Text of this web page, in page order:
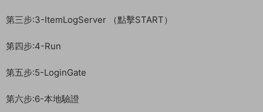
第七步:7-GGService
第八步:8-M2Server
9-啓動盤古
客戶端修改：使用好壓打開客戶端。修改以下路徑的文件。